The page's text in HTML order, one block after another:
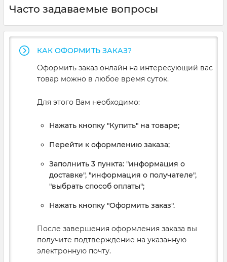
Часто задаваемые вопросы
КАК ОФОРМИТЬ ЗАКАЗ?
Оформить заказ онлайн на интересующий вас
товар можно в любое время суток.
Для этого Вам необходимо:
Нажать кнопку "Купить" на товаре;
Перейти к оформлению заказа;
Заполнить 3 пункта: "информация о
доставке", "информация о получателе",
"выбрать способ оплаты";
Нажать кнопку "Оформить заказ".
После завершения оформления заказа вы
получите подтверждение на указанную
электронную почту.